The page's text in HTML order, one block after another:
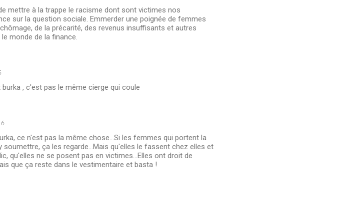
mettre à la trappe le racisme dont sont victimes nos
sur la question sociale. Emmerder une poignée de femmes
de la précarité, des revenus insuffisants et autres
monde de la finance.
, c'est pas le même cierge qui coule
ce n'est pas la même chose...Si les femmes qui portent la
ça les regarde...Mais qu'elles le fassent chez elles et
qu'elles ne se posent pas en victimes...Elles ont droit de
que ça reste dans le vestimentaire et basta !